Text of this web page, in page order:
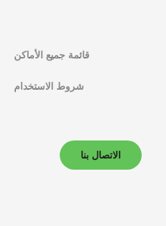
قائمة جميع الأماكن
شروط الاستخدام
الاتصال بنا